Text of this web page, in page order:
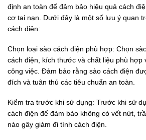
định an toàn để đảm bảo hiệu quả cách
cơ tai nạn. Dưới đây là một số lưu ý quan
cách điện:
Chọn loại sào cách điện phù hợp: Chọn
cách điện, kích thước và chất liệu phù hợp
công việc. Đảm bảo rằng sào cách điện
đích và tuân thủ các tiêu chuẩn an toàn.
Kiểm tra trước khi sử dụng: Trước khi sử
cách điện để đảm bảo không có vết nứt,
nào gây giảm đi tính cách điện.